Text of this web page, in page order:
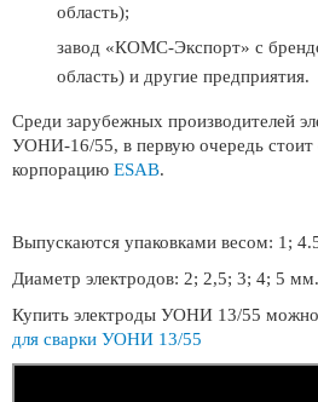
область);
завод «КОМС-Экспорт» с
область) и другие предприятия.
Среди зарубежных производителей
УОНИ-16/55, в первую очередь
корпорацию ESAB.
Выпускаются упаковками весом: 1;
Диаметр электродов: 2; 2,5; 3; 4; 5 мм.
Купить электроды УОНИ 13/55 можно
для сварки УОНИ 13/55